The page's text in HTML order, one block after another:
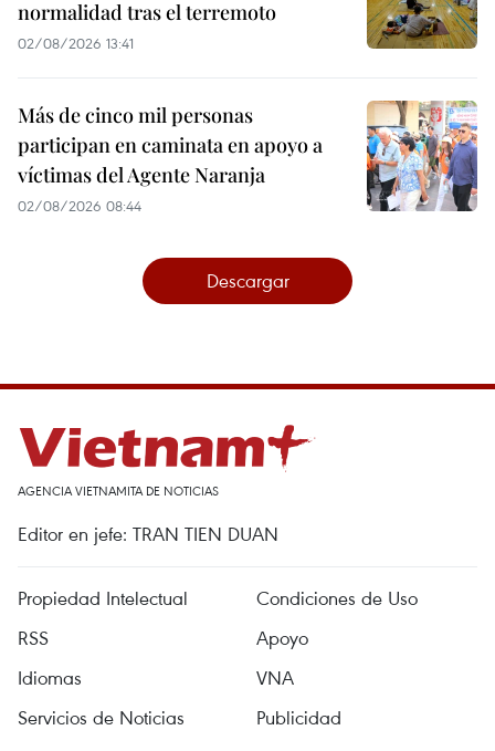
normalidad tras el terremoto
02/08/2026 13:41
Más de cinco mil personas
participan en caminata en apoyo a
víctimas del Agente Naranja
02/08/2026 08:44
Descargar
AGENCIA VIETNAMITA DE NOTICIAS
Editor en jefe: TRAN TIEN DUAN
Propiedad Intelectual
Condiciones de Uso
RSS
Apoyo
Idiomas
VNA
Servicios de Noticias
Publicidad